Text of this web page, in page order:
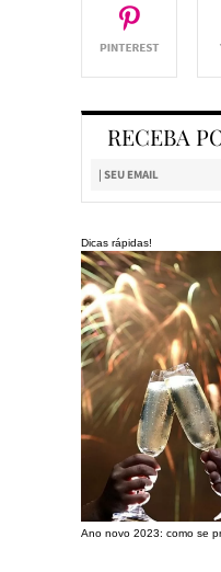
RECEBA
Dicas rápidas!
Ano novo 2023: como se